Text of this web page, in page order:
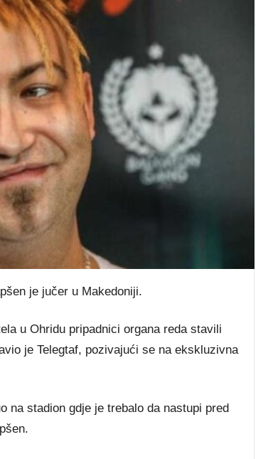
je jučer u Makedoniji.
u Ohridu pripadnici organa reda stavili
je Telegtaf, pozivajući se na ekskluzivna
na stadion gdje je trebalo da nastupi pred